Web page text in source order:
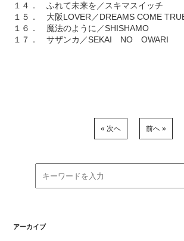
１４． ふれて未来を／スキマスイッチ
１５． 大阪LOVER／DREAMS COME
１６． 魔法のように／SHISHAMO
１７． サザンカ／SEKAI NO OWARI
« 次へ 前へ »
アーカイブ